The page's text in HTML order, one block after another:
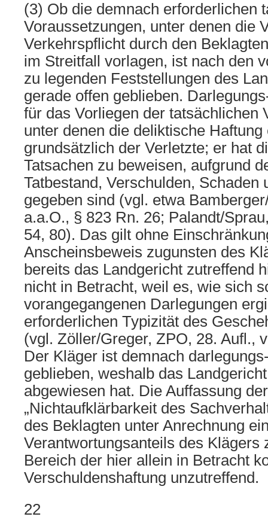
(3) Ob die demnach erforderlichen
Voraussetzungen, unter denen die
Verkehrspflicht durch den
im Streitfall vorlagen, ist nach den
zu legenden Feststellungen des
gerade offen geblieben.
für das Vorliegen der tatsächlichen
unter denen die deliktische Haftung
grundsätzlich der Verletzte; er hat
Tatsachen zu beweisen, aufgrund
Tatbestand, Verschulden, Schaden
gegeben sind (vgl. etwa
a.a.O., § 823 Rn. 26; Palandt/
54, 80). Das gilt ohne
Anscheinsbeweis zugunsten des
bereits das Landgericht zutreffend
nicht in Betracht, weil es, wie sich
vorangegangenen Darlegungen
erforderlichen Typizität des
(vgl. Zöller/Greger, ZPO, 28. Aufl.,
Der Kläger ist demnach
geblieben, weshalb das
abgewiesen hat. Die Auffassung
„Nichtaufklärbarkeit des
des Beklagten unter Anrechnung
Verantwortungsanteils des Klägers
Bereich der hier allein in Betracht
Verschuldenshaftung unzutreffend.
22